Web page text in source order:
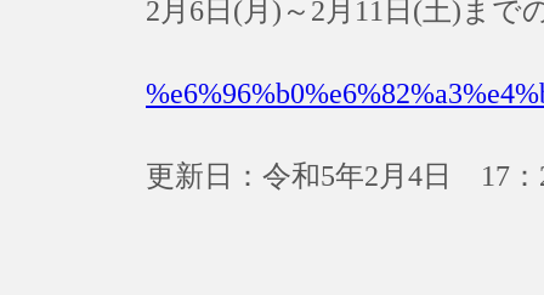
2月6日(月)～2月11日(土)まで
更新日：令和5年2月4日 17：